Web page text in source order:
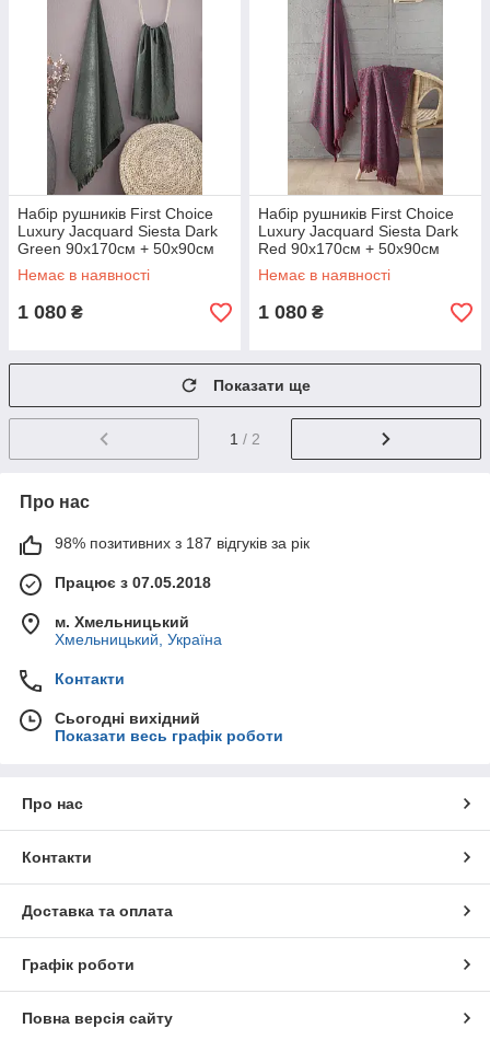
Набір рушників First Choice
Luxury Jacquard Siesta Dark
Green 90х170см + 50х90см
Немає в наявності
1 080 ₴
Набір рушників First Choice
Luxury Jacquard Siesta Dark
Red 90х170см + 50х90см
Немає в наявності
1 080 ₴
Показати ще
1 / 2
Про нас
98% позитивних з 187 відгуків за рік
Працює з 07.05.2018
м. Хмельницький
Хмельницький, Україна
Контакти
Сьогодні вихідний
Показати весь графік роботи
Про нас
Контакти
Доставка та оплата
Графік роботи
Повна версія сайту